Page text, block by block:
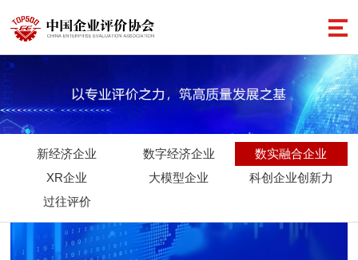
新经济企业 数字经济企业
数实融合企业
XR企业
大模型企业
科创企业创新力
过往评价